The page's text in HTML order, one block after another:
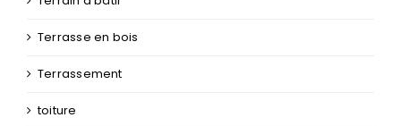
Terrasse en bois
Terrassement
toiture